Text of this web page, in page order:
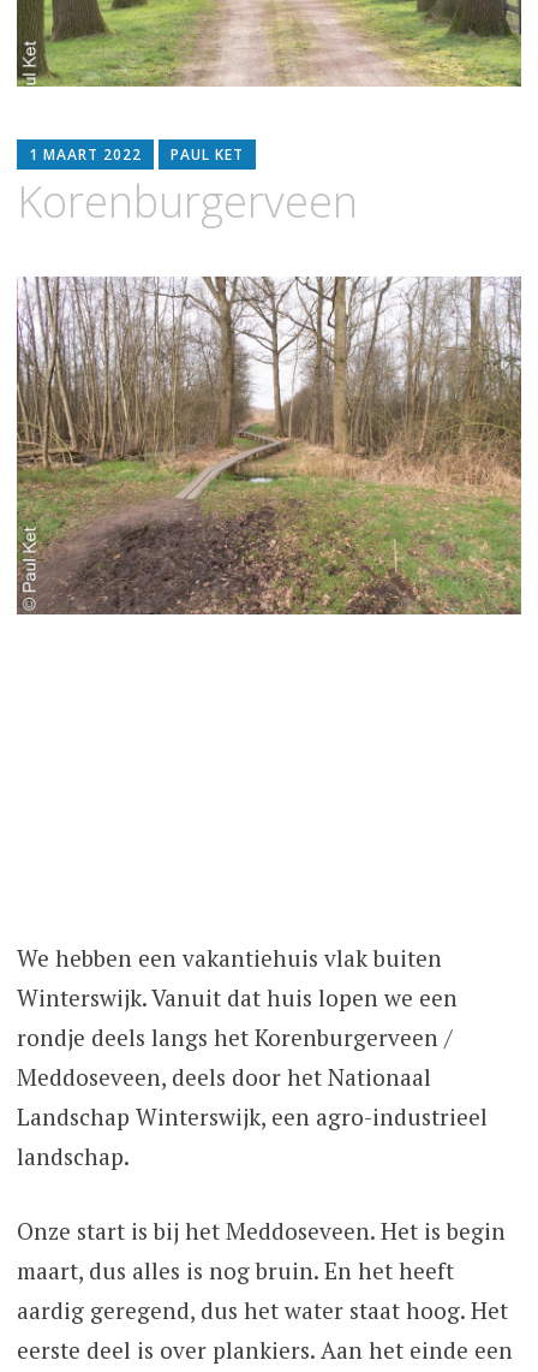
1 MAART 2022 PAUL KET
Korenburgerveen
We hebben een vakantiehuis vlak buiten
Winterswijk. Vanuit dat huis lopen we een
rondje deels langs het Korenburgerveen /
Meddoseveen, deels door het Nationaal
Landschap Winterswijk, een agro-industrieel
landschap.
Onze start is bij het Meddoseveen. Het is begin
maart, dus alles is nog bruin. En het heeft
aardig geregend, dus het water staat hoog. Het
eerste deel is over plankiers. Aan het einde een